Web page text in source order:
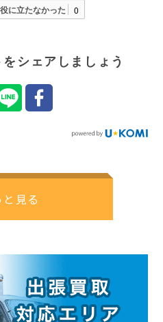
役に立たなかった 0
シェアしましょう
見る